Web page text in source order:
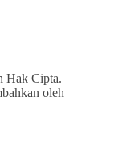
Hak Cipta.
oleh